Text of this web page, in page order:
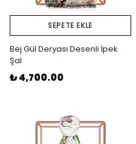
SEPETE EKLE
Bej Gül Deryası Desenli İpek
Şal
₺ 4,700.00